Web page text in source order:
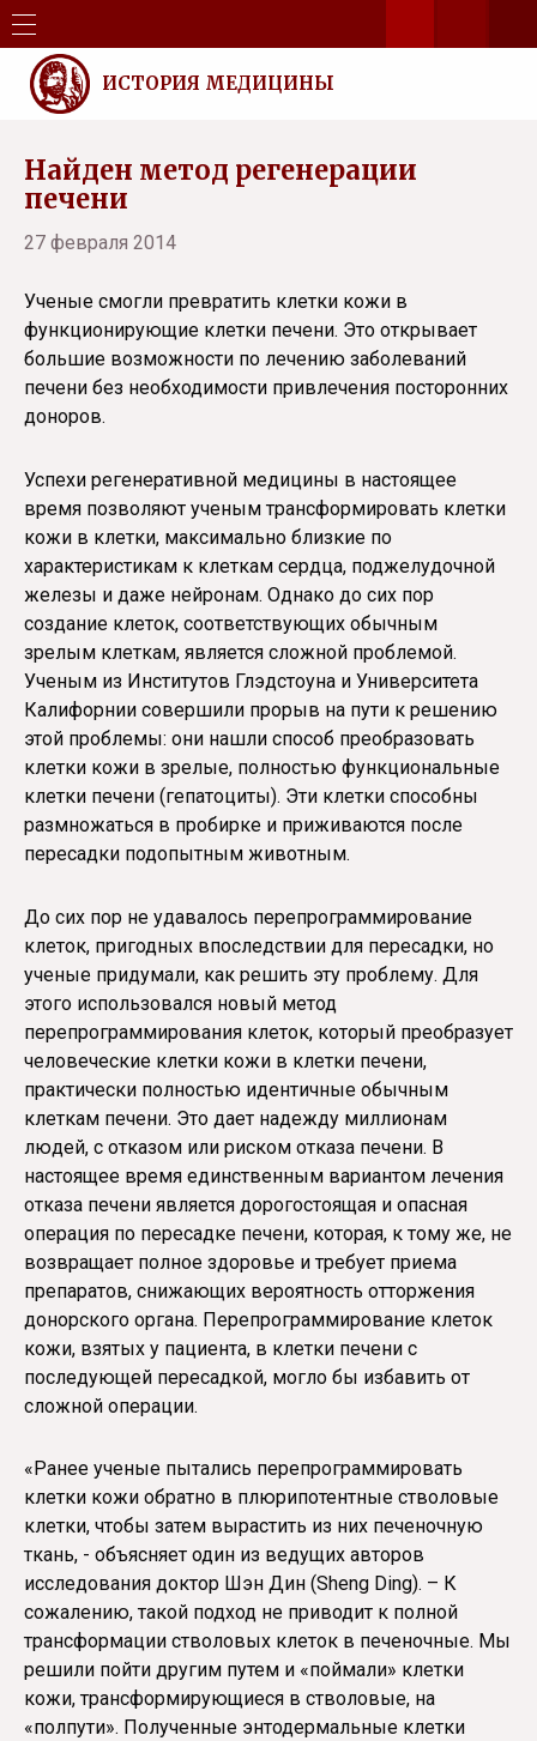
ИСТОРИЯ МЕДИЦИНЫ
Найден метод регенерации
печени
27 февраля 2014
Ученые смогли превратить клетки кожи в
функционирующие клетки печени. Это открывает
большие возможности по лечению заболеваний
печени без необходимости привлечения посторонних
доноров.
Успехи регенеративной медицины в настоящее
время позволяют ученым трансформировать клетки
кожи в клетки, максимально близкие по
характеристикам к клеткам сердца, поджелудочной
железы и даже нейронам. Однако до сих пор
создание клеток, соответствующих обычным
зрелым клеткам, является сложной проблемой.
Ученым из Институтов Глэдстоуна и Университета
Калифорнии совершили прорыв на пути к решению
этой проблемы: они нашли способ преобразовать
клетки кожи в зрелые, полностью функциональные
клетки печени (гепатоциты). Эти клетки способны
размножаться в пробирке и приживаются после
пересадки подопытным животным.
До сих пор не удавалось перепрограммирование
клеток, пригодных впоследствии для пересадки, но
ученые придумали, как решить эту проблему. Для
этого использовался новый метод
перепрограммирования клеток, который преобразует
человеческие клетки кожи в клетки печени,
практически полностью идентичные обычным
клеткам печени. Это дает надежду миллионам
людей, с отказом или риском отказа печени. В
настоящее время единственным вариантом лечения
отказа печени является дорогостоящая и опасная
операция по пересадке печени, которая, к тому же, не
возвращает полное здоровье и требует приема
препаратов, снижающих вероятность отторжения
донорского органа. Перепрограммирование клеток
кожи, взятых у пациента, в клетки печени с
последующей пересадкой, могло бы избавить от
сложной операции.
«Ранее ученые пытались перепрограммировать
клетки кожи обратно в плюрипотентные стволовые
клетки, чтобы затем вырастить из них печеночную
ткань, - объясняет один из ведущих авторов
исследования доктор Шэн Дин (Sheng Ding). – К
сожалению, такой подход не приводит к полной
трансформации стволовых клеток в печеночные. Мы
решили пойти другим путем и «поймали» клетки
кожи, трансформирующиеся в стволовые, на
«полпути». Полученные энтодермальные клетки